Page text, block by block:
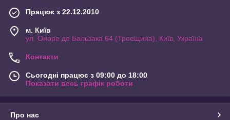
Працює з 22.12.2010
м. Київ
ул. Оноре де Бальзака 64 (Троещина), Київ, Україна
Контакти
Сьогодні працює з 09:00 до 18:00
Показати весь графік роботи
Про нас